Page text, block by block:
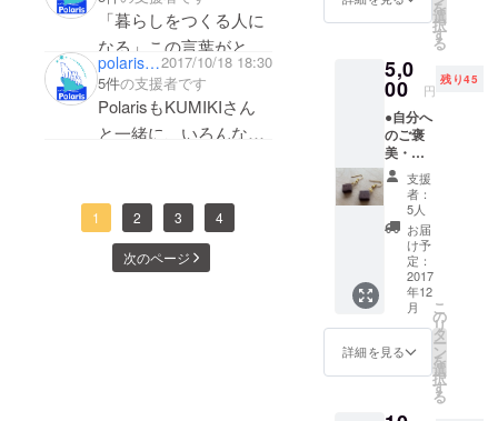
でしょうね！応援して
ます！
「暮らしをつくる人に
なる」この言葉がとて
も好きです。自分の暮
らしやはたらき方を仲
間と一緒に創っていく
ね！KILTAという場所
が全国に広がりますよ
うに！
polarisnpc2017/10/18 18:30
5件の支援者です
PolarisもKUMIKIさん
と一緒に、いろんなま
す。今後ともどうぞよ
ろしくお願いいたしま
す。応援してます！！
1 2 3 4
次のページ
お店やス
プのオフィ
スなど、は
じめる人を
「ともにつ
くる」で支
えるセルフ
リノベー
ションのプ
ロデュース
に取り組ん
でいる。
は、価値あ
を世界に拡
で ＊
DIT認定
講座を
受講の
場合は
受講料
金より
3000円
引き。
／壁ヌ
リ（ペ
or漆喰
等）／
壁ハリ
（壁
紙）／
家具ヅ
クリ ＊
電子チ
ケット
になり
ます。
＊事前
予約
制、開
館日の
み利用
可。 ＊
を
選
択
す
る
5,0
00 円
残り45
●自分へ
のご褒
美・大
切な人
への贈
り物に
・ハン
ドメイ
ドで作
られた
森のピ
アス（1
ペア）
＊樹
種：
ウォル
支援
者：
5人
お届
け予
定：
2017
年12
月
詳細を見る
こ
の
リ
タ
ー
ン
を
選
択
す
る